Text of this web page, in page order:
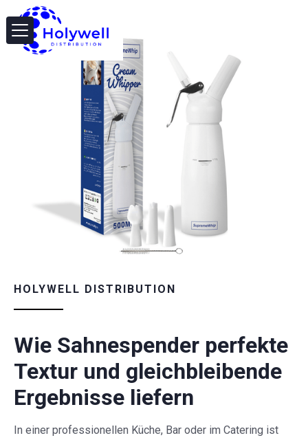
HOLYWELL DISTRIBUTION
Wie Sahnespender perfekte
Textur und gleichbleibende
Ergebnisse liefern
In einer professionellen Küche, Bar oder im Catering ist